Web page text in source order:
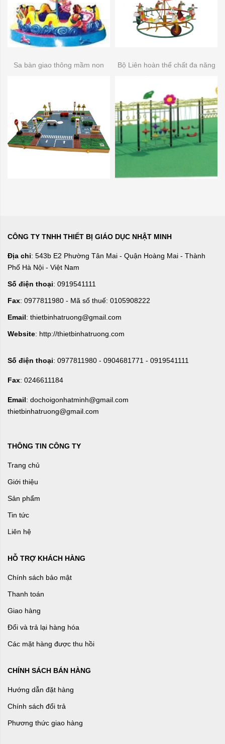
Sa bàn giao thông mầm non Bộ Liên hoàn thể chất đa năng
CÔNG TY TNHH THIẾT BỊ GIÁO DỤC NHẬT MINH
Địa chỉ: 543b E2 Phường Tân Mai - Quận Hoàng Mai - Thành
Phố Hà Nội - Việt Nam
Số điện thoại: 0919541111
Fax: 0977811980 - Mã số thuế: 0105908222
Email: thietbinhatruong@gmail.com
Website: http://thietbinhatruong.com
Số điện thoại: 0977811980 - 0904681771 - 0919541111
Fax: 0246611184
Email: dochoigonhatminh@gmail.com
thietbinhatruong@gmail.com
THÔNG TIN CÔNG TY
Trang chủ
Giới thiệu
Sản phẩm
Tin tức
Liên hệ
HỖ TRỢ KHÁCH HÀNG
Chính sách bảo mật
Thanh toán
Giao hàng
Đổi và trả lại hàng hóa
Các mặt hàng được thu hồi
CHÍNH SÁCH BÁN HÀNG
Hướng dẫn đặt hàng
Chính sách đổi trả
Phương thức giao hàng